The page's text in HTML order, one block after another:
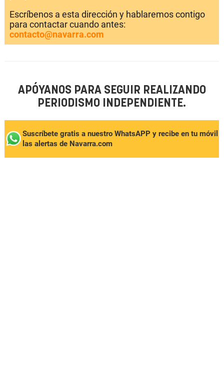
Escríbenos a esta dirección y hablaremos contigo
para contactar cuando antes:
contacto@navarra.com
APÓYANOS PARA SEGUIR REALIZANDO
PERIODISMO INDEPENDIENTE.
Suscríbete gratis a nuestro WhatsAPP y recibe en tu móvil
las alertas de Navarra.com